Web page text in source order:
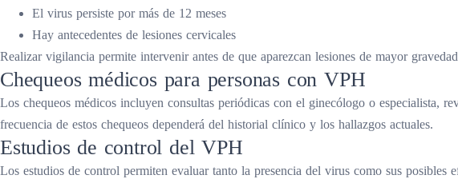
El virus persiste por más de 12 meses
Hay antecedentes de lesiones cervicales
Realizar vigilancia permite intervenir antes de que aparezcan lesiones de mayor
Chequeos médicos para personas con VPH
Los chequeos médicos incluyen consultas periódicas con el ginecólogo o especialista,
frecuencia de estos chequeos dependerá del historial clínico y los hallazgos actuales.
Estudios de control del VPH
Los estudios de control permiten evaluar tanto la presencia del virus como sus posibles